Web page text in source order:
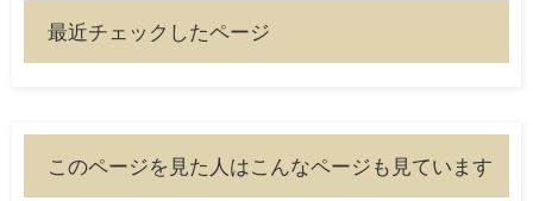
最近チェックしたページ
このページを見た人はこんなページも見ています